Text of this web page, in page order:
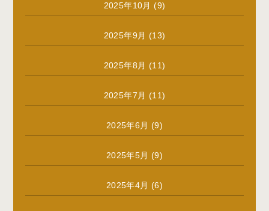
2025年10月 (9)
2025年9月 (13)
2025年8月 (11)
2025年7月 (11)
2025年6月 (9)
2025年5月 (9)
2025年4月 (6)